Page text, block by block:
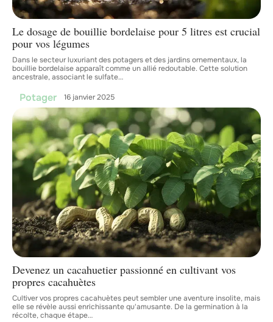
Le dosage de bouillie bordelaise pour 5 litres est crucial
pour vos légumes
Dans le secteur luxuriant des potagers et des jardins ornementaux, la
bouillie bordelaise apparaît comme un allié redoutable. Cette solution
ancestrale, associant le sulfate…
Potager 16 janvier 2025
Devenez un cacahuetier passionné en cultivant vos
propres cacahuètes
Cultiver vos propres cacahuètes peut sembler une aventure insolite, mais
elle se révèle aussi enrichissante qu'amusante. De la germination à la
récolte, chaque étape…